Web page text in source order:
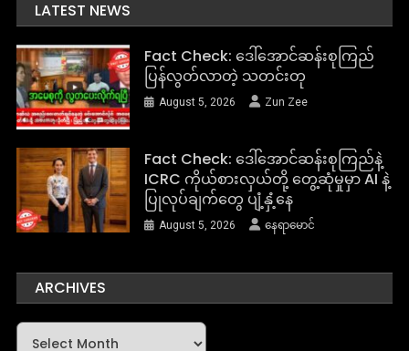
LATEST NEWS
Fact Check: ဒေါ်အောင်ဆန်းစုကြည်
ပြန်လွတ်လာတဲ့ သတင်းတု
August 5, 2026 Zun Zee
Fact Check: ဒေါ်အောင်ဆန်းစုကြည်နဲ့
ICRC ကိုယ်စားလှယ်တို့ တွေ့ဆုံမှုမှာ AI နဲ့
ပြုလုပ်ချက်တွေ ပျံ့နှံ့နေ
August 5, 2026 နေရာမောင်
ARCHIVES
Archives